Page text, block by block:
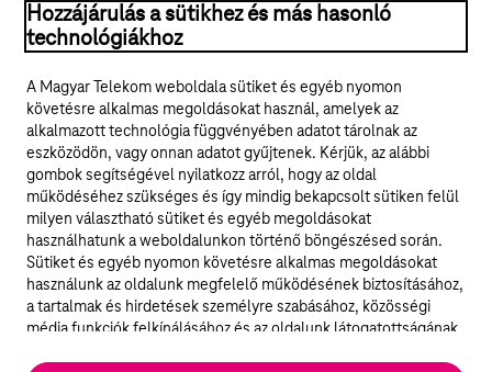
© 2026 Magyar Telekom Nyrt.
ÁSZF
Adatvédelem
Felhívások
Hírlevél
Közösségi média
Hozzájárulás a sütikhez és más hasonló
technológiákhoz
A Magyar Telekom weboldala sütiket és egyéb nyomon
követésre alkalmas megoldásokat használ, amelyek az
alkalmazott technológia függvényében adatot tárolnak az
eszközödön, vagy onnan adatot gyűjtenek. Kérjük, az alábbi
gombok segítségével nyilatkozz arról, hogy az oldal
működéséhez szükséges és így mindig bekapcsolt sütiken felül
milyen választható sütiket és egyéb megoldásokat
használhatunk a weboldalunkon történő böngészésed során.
Sütiket és egyéb nyomon követésre alkalmas megoldásokat
használunk az oldalunk megfelelő működésének biztosításához,
a tartalmak és hirdetések személyre szabásához, közösségi
média funkciók felkínálásához és az oldalunk látogatottságának